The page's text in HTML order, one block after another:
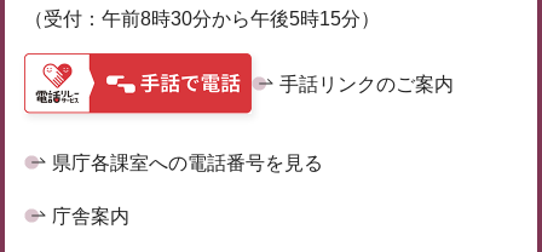
（受付：午前8時30分から午後5時15分）
手話リンクのご案内
県庁各課室への電話番号を見る
庁舎案内